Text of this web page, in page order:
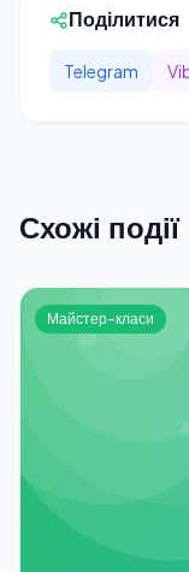
Поділитися
Telegram
Схожі події
Майстер-класи